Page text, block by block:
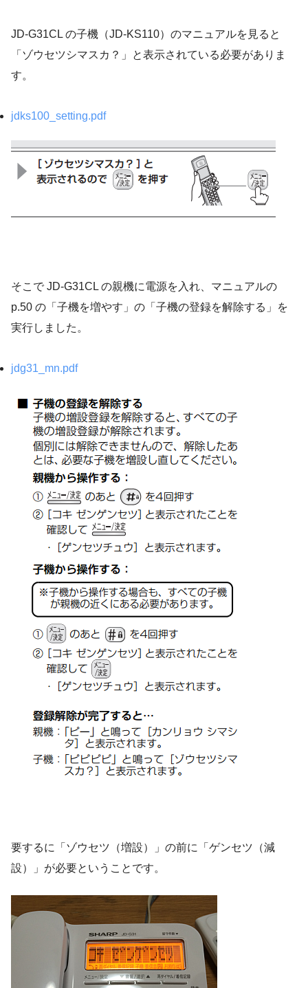
JD-G31CL の子機（JD-KS110）のマニュアルを見ると
「ゾウセツシマスカ？」と表示されている必要がありま
す。
jdks100_setting.pdf
そこで JD-G31CL の親機に電源を入れ、マニュアルの
p.50 の「子機を増やす」の「子機の登録を解除する」を
実行しました。
jdg31_mn.pdf
要するに「ゾウセツ（増設）」の前に「ゲンセツ（減
設）」が必要ということです。